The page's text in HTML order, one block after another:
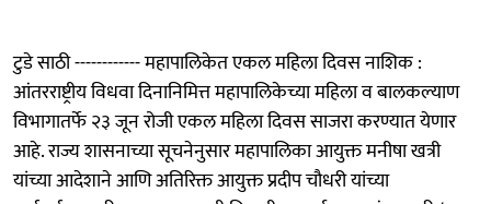
टुडे साठी ------------ महापालिकेत एकल महिला दिवस नाशिक :
आंतरराष्ट्रीय विधवा दिनानिमित्त महापालिकेच्या महिला व बालकल्याण
विभागातर्फे २३ जून रोजी एकल महिला दिवस साजरा करण्यात येणार
आहे. राज्य शासनाच्या सूचनेनुसार महापालिका आयुक्त मनीषा खत्री
यांच्या आदेशाने आणि अतिरिक्त आयुक्त प्रदीप चौधरी यांच्या